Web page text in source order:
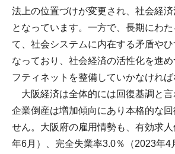
法上の位置づけが変更され、社会経
となっています。一方で、長期にわ
て、社会システムに内在する矛盾や
なっており、社会経済の活性化を進
フティネットを整備していかなければ
大阪経済は全体的には回復基調と言
企業倒産は増加傾向にあり本格的な回
せん。大阪府の雇用情勢も、有効求
年6月）、完全失業率3.0％（2023年4